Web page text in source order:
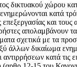
δικτυακού χώρου
κατά
και τους
απολαμβάνουν
σχετικά με τα
άλλων δικαίωμα
κατά τις